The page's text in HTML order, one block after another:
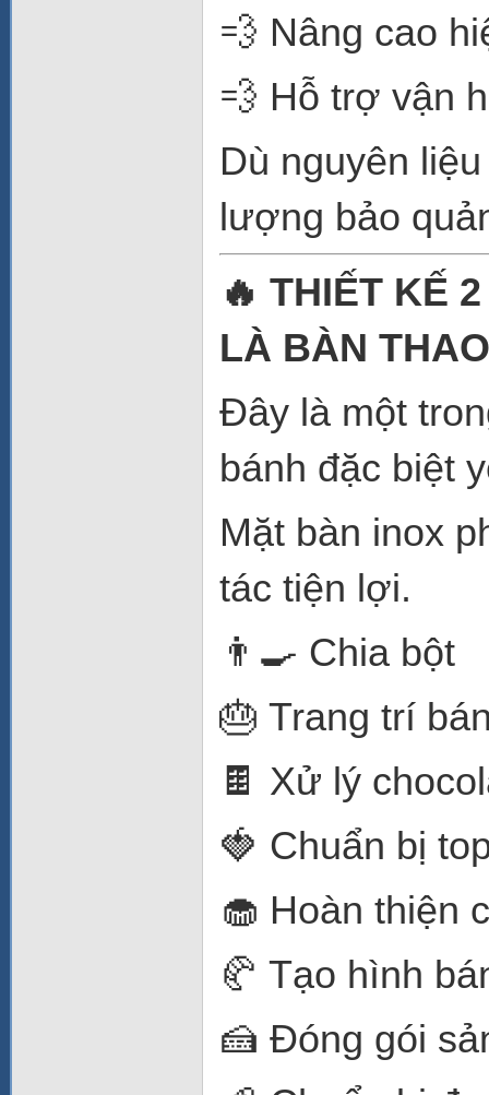
💨 Nâng cao
💨 Hỗ trợ vận
Dù nguyên
lượng bảo
🔥 THIẾT KẾ
LÀ BÀN
Đây là một
bánh đặc biệt
Mặt bàn inox
tác tiện lợi.
👨‍🍳 Chia bột
🎂 Trang trí
🍫 Xử lý
🍓 Chuẩn bị
🧁 Hoàn thiện
🥐 Tạo hình
🍰 Đóng gói